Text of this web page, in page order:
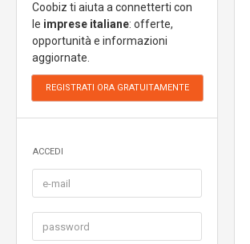
Coobiz ti aiuta a connetterti con
le imprese italiane: offerte,
opportunità e informazioni
aggiornate.
ACCEDI